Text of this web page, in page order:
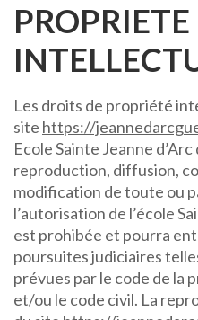
PROPRIETE
Les droits de propriété
site https://
Ecole Sainte Jeanne
reproduction, diffusion,
modification de toute ou
l’autorisation de l’école
est prohibée et pourra
poursuites judiciaires
prévues par le code de
et/ou le code civil. La